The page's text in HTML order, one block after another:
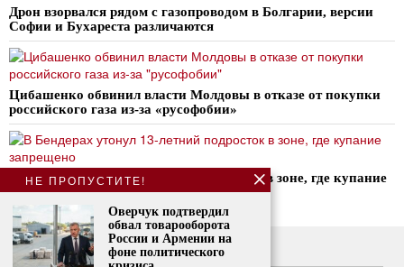
Дрон взорвался рядом с газопроводом в Болгарии, версии
Софии и Бухареста различаются
Цибашенко обвинил власти Молдовы в отказе от покупки
российского газа из-за «русофобии»
В Бендерах утонул 13-летний подросток в зоне, где купание
запрещено
О нас
НЕ ПРОПУСТИТЕ!
Оверчук подтвердил
обвал товарооборота
России и Армении на
фоне политического